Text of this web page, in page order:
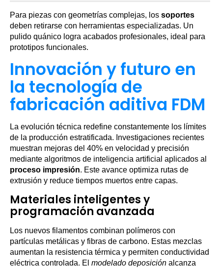
Para piezas con geometrías complejas, los soportes
deben retirarse con herramientas especializadas. Un
pulido quánico logra acabados profesionales, ideal para
prototipos funcionales.
Innovación y futuro en
la tecnología de
fabricación aditiva FDM
La evolución técnica redefine constantemente los límites
de la producción estratificada. Investigaciones recientes
muestran mejoras del 40% en velocidad y precisión
mediante algoritmos de inteligencia artificial aplicados al
proceso impresión. Este avance optimiza rutas de
extrusión y reduce tiempos muertos entre capas.
Materiales inteligentes y
programación avanzada
Los nuevos filamentos combinan polímeros con
partículas metálicas y fibras de carbono. Estas mezclas
aumentan la resistencia térmica y permiten conductividad
eléctrica controlada. El modelado deposición alcanza